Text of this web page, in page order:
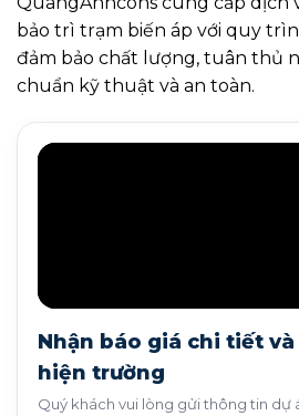
bảo trì trạm biến áp với quy
đảm bảo chất lượng, tuân thủ
chuẩn kỹ thuật và an toàn.
Nhận báo giá chi tiết
hiện trường
Quý khách vui lòng gửi thông tin dự